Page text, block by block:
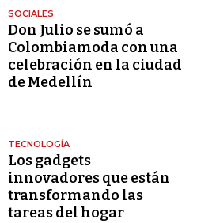
SOCIALES
Don Julio se sumó a
Colombiamoda con una
celebración en la ciudad
de Medellín
TECNOLOGÍA
Los gadgets
innovadores que están
transformando las
tareas del hogar